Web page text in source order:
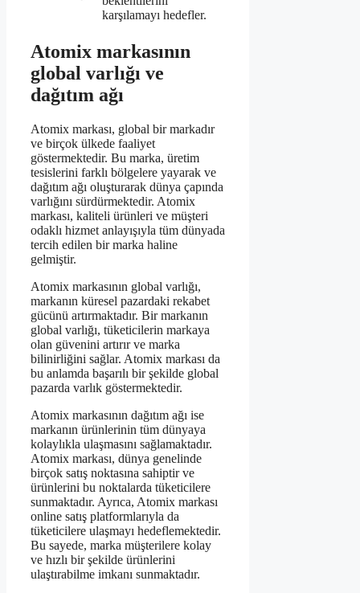
karşılamayı hedefler.
Atomix markasının
global varlığı ve
dağıtım ağı
Atomix markası, global bir markadır
ve birçok ülkede faaliyet
göstermektedir. Bu marka, üretim
tesislerini farklı bölgelere yayarak ve
dağıtım ağı oluşturarak dünya çapında
varlığını sürdürmektedir. Atomix
markası, kaliteli ürünleri ve müşteri
odaklı hizmet anlayışıyla tüm dünyada
tercih edilen bir marka haline
gelmiştir.
Atomix markasının global varlığı,
markanın küresel pazardaki rekabet
gücünü artırmaktadır. Bir markanın
global varlığı, tüketicilerin markaya
olan güvenini artırır ve marka
bilinirliğini sağlar. Atomix markası da
bu anlamda başarılı bir şekilde global
pazarda varlık göstermektedir.
Atomix markasının dağıtım ağı ise
markanın ürünlerinin tüm dünyaya
kolaylıkla ulaşmasını sağlamaktadır.
Atomix markası, dünya genelinde
birçok satış noktasına sahiptir ve
ürünlerini bu noktalarda tüketicilere
sunmaktadır. Ayrıca, Atomix markası
online satış platformlarıyla da
tüketicilere ulaşmayı hedeflemektedir.
Bu sayede, marka müşterilere kolay
ve hızlı bir şekilde ürünlerini
ulaştırabilme imkanı sunmaktadır.